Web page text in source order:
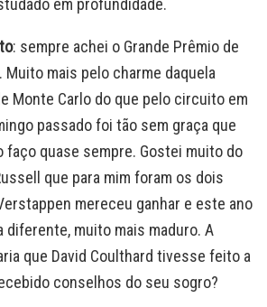
em profundidade.
: sempre achei o Grande Prêmio de
Muito mais pelo charme daquela
Monte Carlo do que pelo circuito em
passado foi tão sem graça que
faço quase sempre. Gostei muito do
que para mim foram os dois
mereceu ganhar e este ano
diferente, muito mais maduro. A
que David Coulthard tivesse feito a
conselhos do seu sogro?